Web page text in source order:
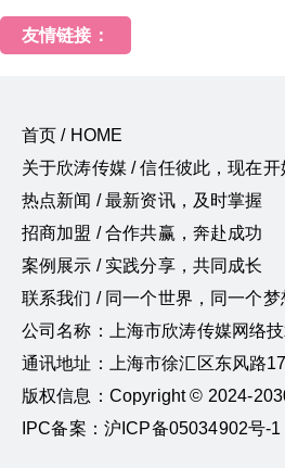
友情链接：
首页 / HOME
关于欣涛传媒 / 信任彼此，现在开
热点新闻 / 最新资讯，及时掌握
招商加盟 / 合作共赢，奔赴成功
案例展示 / 实践分享，共同成长
联系我们 / 同一个世界，同一个梦
公司名称：上海市欣涛传媒网络
通讯地址：上海市徐汇区东风路
版权信息：Copyright © 2024-
IPC备案：沪ICP备05034902号-1